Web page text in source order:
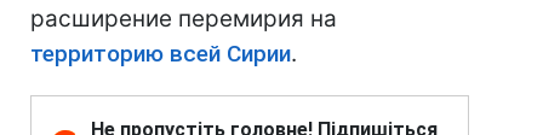
расширение перемирия на
территорию всей Сирии.
Не пропустіть головне! Підпишіться